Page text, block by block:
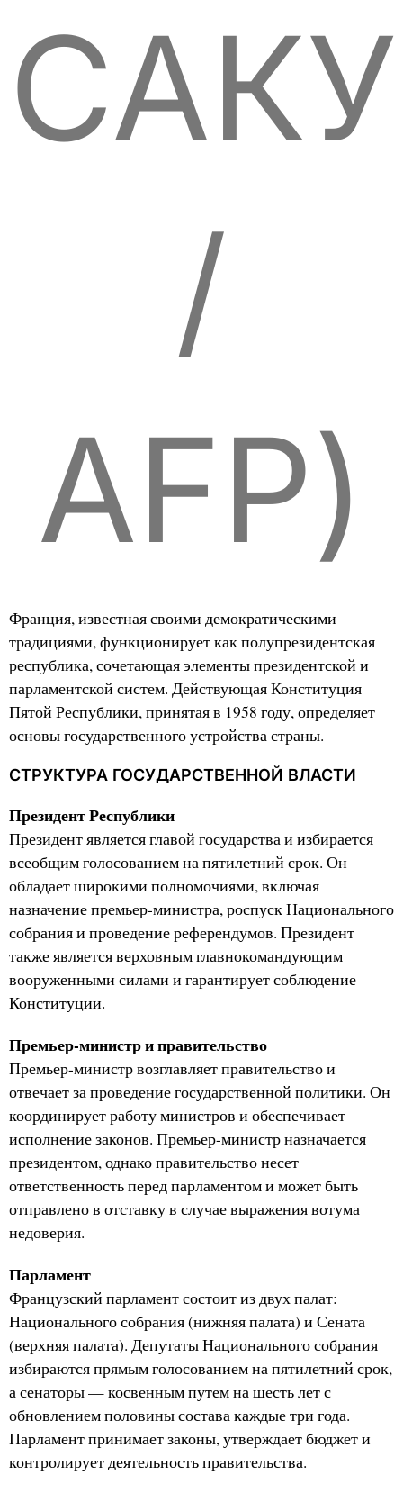
/
AFP)
Франция, известная своими демократическими
традициями, функционирует как полупрезидентская
республика, сочетающая элементы президентской и
парламентской систем. Действующая Конституция
Пятой Республики, принятая в 1958 году, определяет
основы государственного устройства страны.
СТРУКТУРА ГОСУДАРСТВЕННОЙ ВЛАСТИ
Президент Республики
Президент является главой государства и избирается
всеобщим голосованием на пятилетний срок. Он
обладает широкими полномочиями, включая
назначение премьер-министра, роспуск Национального
собрания и проведение референдумов. Президент
также является верховным главнокомандующим
вооруженными силами и гарантирует соблюдение
Конституции.
Премьер-министр и правительство
Премьер-министр возглавляет правительство и
отвечает за проведение государственной политики. Он
координирует работу министров и обеспечивает
исполнение законов. Премьер-министр назначается
президентом, однако правительство несет
ответственность перед парламентом и может быть
отправлено в отставку в случае выражения вотума
недоверия.
Парламент
Французский парламент состоит из двух палат:
Национального собрания (нижняя палата) и Сената
(верхняя палата). Депутаты Национального собрания
избираются прямым голосованием на пятилетний срок,
а сенаторы — косвенным путем на шесть лет с
обновлением половины состава каждые три года.
Парламент принимает законы, утверждает бюджет и
контролирует деятельность правительства.